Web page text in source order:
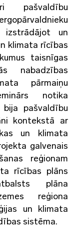
pašvaldību
izstrādājot un
klimata rīcības
taisnīgas
nabadzības
pārmaiņu
notika
pašvaldību
kontekstā ar
un klimata
galvenais
reģionam
rīcības plāns
plāna
reģiona
un klimata
sistēma.